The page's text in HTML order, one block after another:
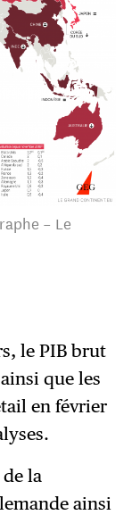
– Le
le PIB brut
que les
en février
la
ainsi